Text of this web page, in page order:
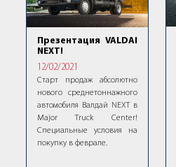
Презентация VALDAI
NEXT!
12/02/2021
Старт продаж абсолютно
нового среднетоннажного
автомобиля Валдай NEXT в
Major Truck Center!
Специальные условия на
покупку в феврале.